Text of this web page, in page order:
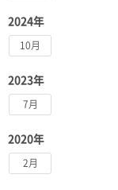
2024年
10月
2023年
7月
2020年
2月